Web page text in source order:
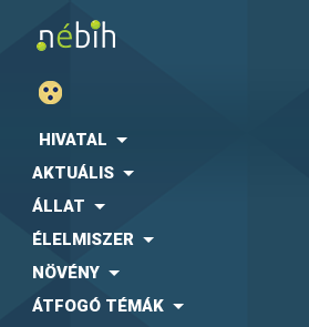
HIVATAL
AKTUÁLIS
ÁLLAT
ÉLELMISZER
NÖVÉNY
ÁTFOGÓ TÉMÁK